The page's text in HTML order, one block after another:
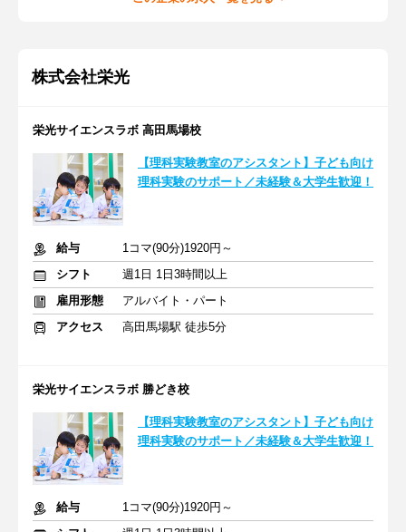
株式会社栄光
栄光サイエンスラボ 高田馬場校
【理科実験教室のアシスタント】子ども向け
理科実験のサポート／未経験＆大学生歓迎！
給与
1コマ(90分)1920円～
シフト
週1日 1日3時間以上
雇用形態
アルバイト・パート
アクセス
高田馬場駅 徒歩5分
栄光サイエンスラボ 勝どき校
【理科実験教室のアシスタント】子ども向け
理科実験のサポート／未経験＆大学生歓迎！
給与
1コマ(90分)1920円～